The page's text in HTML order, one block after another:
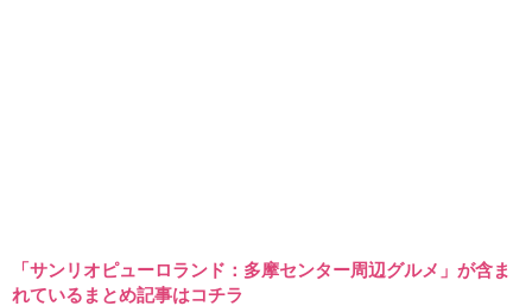
「サンリオピューロランド：多摩センター周辺グルメ」が含ま
れているまとめ記事はコチラ